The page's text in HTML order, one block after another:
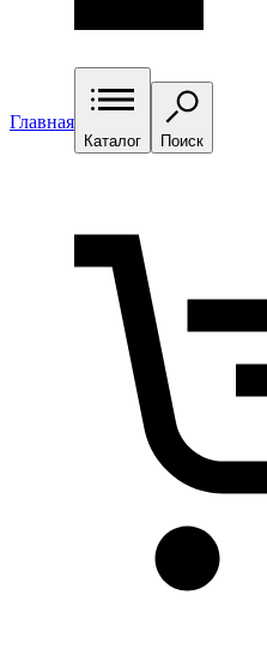
Главная
Каталог Поиск